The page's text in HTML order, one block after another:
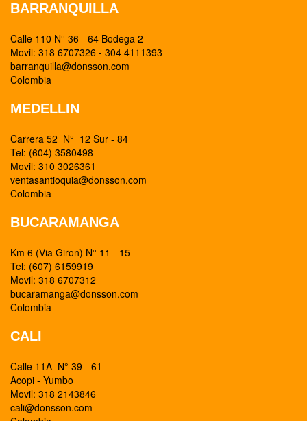
BARRANQUILLA
Calle 110 N° 36 - 64 Bodega 2
Movil: 318 6707326 - 304 4111393
barranquilla@donsson.com
Colombia
MEDELLIN
Carrera 52 N° 12 Sur - 84
Tel: (604) 3580498
Movil: 310 3026361
ventasantioquia@donsson.com
Colombia
BUCARAMANGA
Km 6 (Via Giron) N° 11 - 15
Tel: (607) 6159919
Movil: 318 6707312
bucaramanga@donsson.com
Colombia
CALI
Calle 11A N° 39 - 61
Acopi - Yumbo
Movil: 318 2143846
cali@donsson.com